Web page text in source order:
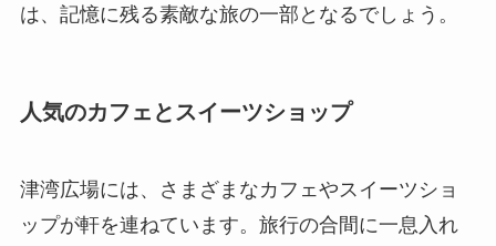
は、記憶に残る素敵な旅の一部となるでしょう。
人気のカフェとスイーツショップ
津湾広場には、さまざまなカフェやスイーツショ
ップが軒を連ねています。旅行の合間に一息入れ